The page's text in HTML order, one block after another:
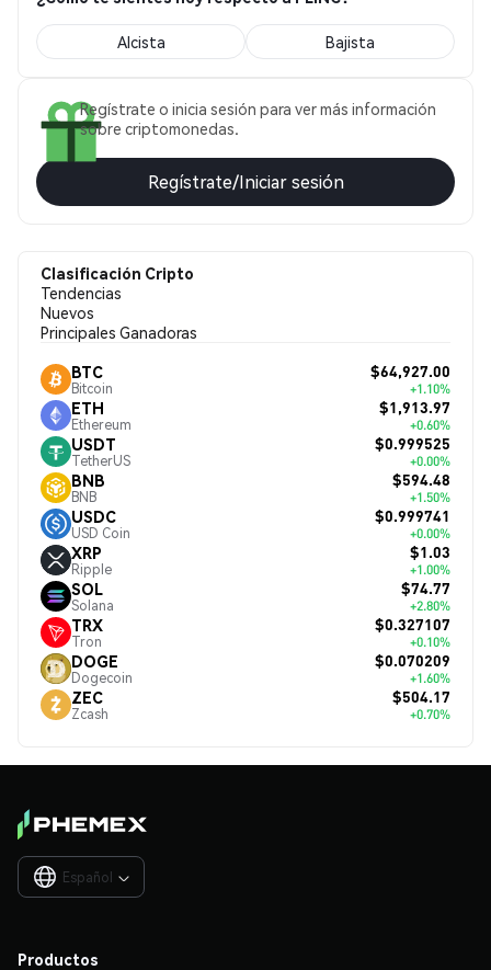
Alcista Bajista
Regístrate o inicia sesión para ver más información
sobre criptomonedas.
Regístrate/Iniciar sesión
Clasificación Cripto
Tendencias
Nuevos
Principales Ganadoras
BTC
Bitcoin
$64,927.00
+1.10%
ETH
Ethereum
$1,913.97
+0.60%
USDT
TetherUS
$0.999525
+0.00%
BNB
BNB
$594.48
+1.50%
USDC
USD Coin
$0.999741
+0.00%
XRP
Ripple
$1.03
+1.00%
SOL
Solana
$74.77
+2.80%
TRX
Tron
$0.327107
+0.10%
DOGE
Dogecoin
$0.070209
+1.60%
ZEC
Zcash
$504.17
+0.70%
Español 
Productos